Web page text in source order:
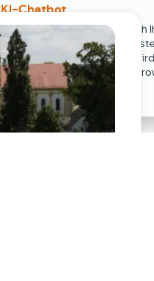
KI-Chatbot
Der KI-Chatbot steht erst nach
Einwilligung in den Cookie-
Verfügung. Der Chat-Verlauf
ausschließlich lokal in Ihrem
gespeichert.